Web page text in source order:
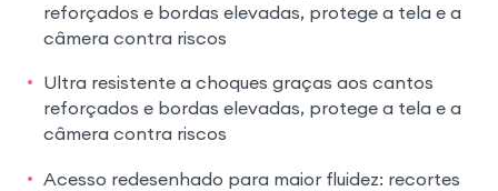
reforçados e bordas elevadas, protege a tela e a
câmera contra riscos
Ultra resistente a choques graças aos cantos
reforçados e bordas elevadas, protege a tela e a
câmera contra riscos
Acesso redesenhado para maior fluidez: recortes